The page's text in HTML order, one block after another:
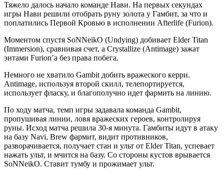
Тяжело далось начало команде Нави. На первых секундах
игры Нави решили отобрать руну золота у Гамбит, за что и
поплатились Первой Кровью в исполнении Afterlife (Furion).
Моментом спустя SoNNeikO (Undying) добивает Elder Titan
(Immersion), сравнивая счет, а Crystallize (Antimage) зажат
энтами Furion’a без права побега.
Немного не хватило Gambit добить вражеского керри.
Antimage, используя второй скилл, телепортируется,
использует фласку, и благополучно идет фармить на линию.
По ходу матча, темп игры задавала команда Gambit,
пропушивая линии, ловя вражеских героев, контролируя
руны. Исход матча решила 30-я минута. Гамбиты идут в атаку
на базу Navi, Brew фармит, видит противников,
разворачивается, получает стан и ульт от Elder Titan, успевает
нажать ульт, и мчится на базу. Со стороны кустов врывается
SoNNeikO. Ставит тумбу и прожимает ульт.